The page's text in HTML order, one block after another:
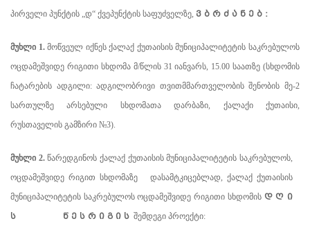
პირველი პუნქტის „დ“ ქვეპუნქტის საფუძველზე, ვ ბ რ ძ ა ნ ე ბ :
მუხლი 1.მოწვეულ იქნეს ქალაქ ქუთაისის მუნიციპალიტეტის საკრებულოს
ოცდამეშვიდე რიგითი სხდომა მ/წლის 31 იანვარს, 15.00 საათზე (სხდომის
ჩატარების ადგილი: ადგილობრივი თვითმმართველობის შენობის მე-2
სართულზე არსებული სხდომათა დარბაზი, ქალაქი ქუთაისი,
რუსთაველის გამზირი №3).
მუხლი 2.წარედგინოს ქალაქ ქუთაისის მუნიციპალიტეტის საკრებულოს,
ოცდამეშვიდე რიგით სხდომაზე დასამტკიცებლად, ქალაქ ქუთაისის
მუნიციპალიტეტის საკრებულოს ოცდამეშვიდე რიგითი სხდომის დ ღ ი
ს წ ე ს რ ი გ ი ს შემდეგი პროექტი: